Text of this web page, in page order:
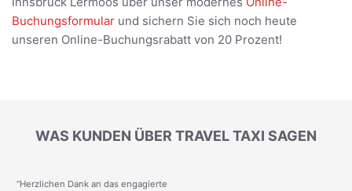
Buchungsformular und sichern Sie sich noch heute
unseren Online-Buchungsrabatt von 20 Prozent!
WAS KUNDEN ÜBER TRAVEL TAXI SAGEN
“Herzlichen Dank an das engagierte